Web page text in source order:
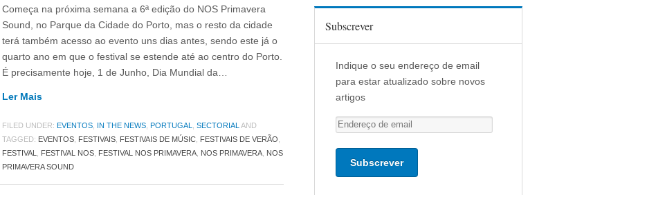
Começa na próxima semana a 6ª edição do NOS Primavera
Sound, no Parque da Cidade do Porto, mas o resto da cidade
terá também acesso ao evento uns dias antes, sendo este já o
quarto ano em que o festival se estende até ao centro do Porto.
É precisamente hoje, 1 de Junho, Dia Mundial da…
Ler Mais
FILED UNDER: EVENTOS IN THE NEWS PORTUGAL SECTORIAL AND
TAGGED: EVENTOS FESTIVAIS FESTIVAIS DE MÚSIC FESTIVAIS DE VERÃO
FESTIVAL
FESTIVAL NOS FESTIVAL NOS PRIMAVERA NOS PRIMAVERA NOS
PRIMAVERA SOUND
Subscrever
Indique o seu endereço de email
para estar atualizado sobre novos
artigos
E
n
d